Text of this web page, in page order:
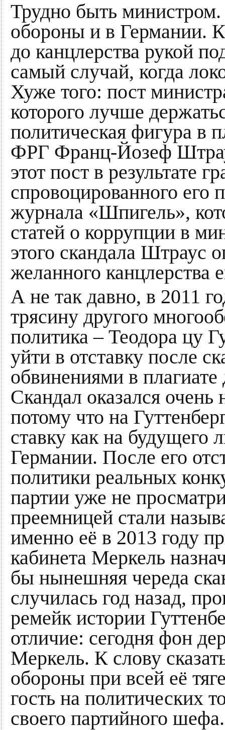
Трудно быть
обороны и в Германии.
до канцлерства рукой
самый случай, когда
Хуже того: пост
которого лучше
политическая фигура в
ФРГ Франц-Йозеф
этот пост в результате
спровоцированного его
журнала «Шпигель»,
статей о коррупции в
этого скандала Штраус
желанного канцлерства
А не так давно, в 2011
трясину другого
политика – Теодора цу
уйти в отставку после
обвинениями в плагиате
Скандал оказался
потому что на
ставку как на
Германии. После его
политики реальных
партии уже не
преемницей стали
именно её в 2013 году
кабинета Меркель
бы нынешняя череда
случилась год назад,
ремейк истории
отличие: сегодня фон
Меркель. К слову
обороны при всей её
гость на политических
своего партийного шефа.